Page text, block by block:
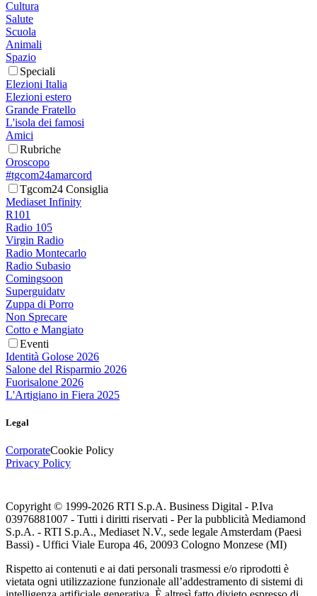
Cultura
Salute
Scuola
Animali
Spazio
Speciali
Elezioni Italia
Elezioni estero
Grande Fratello
L'isola dei famosi
Amici
Rubriche
Oroscopo
#tgcom24amarcord
Tgcom24 Consiglia
Mediaset Infinity
R101
Radio 105
Virgin Radio
Radio Montecarlo
Radio Subasio
Comingsoon
Superguidatv
Zuppa di Porro
Non Sprecare
Cotto e Mangiato
Eventi
Identità Golose 2026
Salone del Risparmio 2026
Fuorisalone 2026
L'Artigiano in Fiera 2025
Legal
CorporateCookie Policy
Privacy Policy
Copyright © 1999-2026 RTI S.p.A. Business Digital - P.Iva
03976881007 - Tutti i diritti riservati - Per la pubblicità Mediamond
S.p.A. - RTI S.p.A., Mediaset N.V., sede legale Amsterdam (Paesi
Bassi) - Uffici Viale Europa 46, 20093 Cologno Monzese (MI)
Rispetto ai contenuti e ai dati personali trasmessi e/o riprodotti è
vietata ogni utilizzazione funzionale all’addestramento di sistemi di